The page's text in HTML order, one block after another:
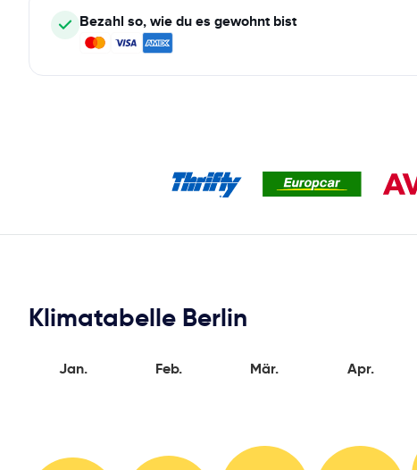
Bezahl so, wie du es gewohnt bist
Klimatabelle Berlin
Jan. Feb. Mär. Apr.